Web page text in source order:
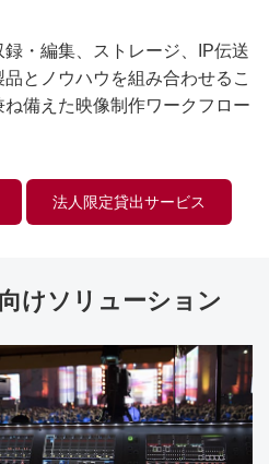
・編集、ストレージ、IP伝送
とノウハウを組み合わせるこ
備えた映像制作ワークフロー
法人限定貸出サービス
けソリューション